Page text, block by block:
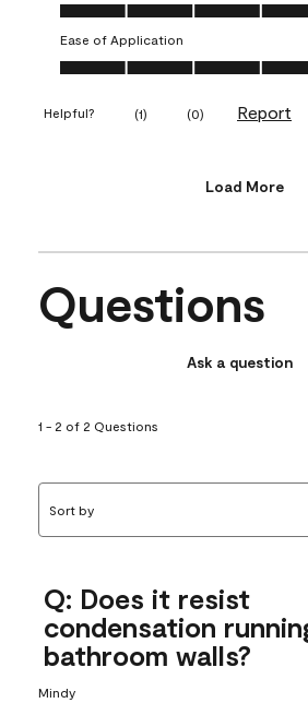
Value of Product, 5.0 out of 5
Ease of Application
Ease of Application, 5.0 out of 5
Helpful? (1) (0) Report
Load More
Questions
Ask a question
1 - 2 of 2 Questions
Sort by
Q: Does it resist
condensation
bathroom walls?
Mindy